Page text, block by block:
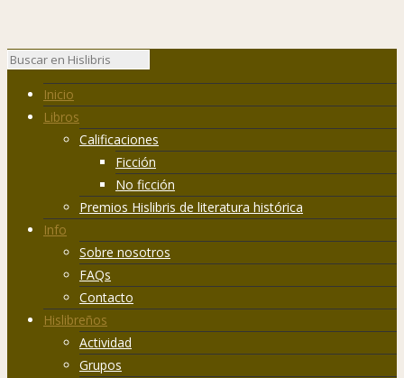
Inicio
Libros
Calificaciones
Ficción
No ficción
Premios Hislibris de literatura histórica
Info
Sobre nosotros
FAQs
Contacto
Hislibreños
Actividad
Grupos